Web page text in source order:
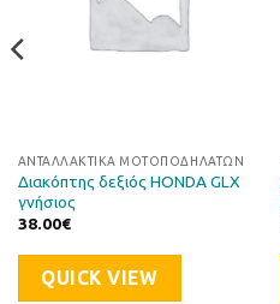
ΑΝΤΑΛΛΑΚΤΙΚΆ ΜΟΤΟΠΟΔΗΛΆΤΩΝ
Διακόπτης δεξιός HONDA GLX
γνήσιος
38.00€
QUICK VIEW